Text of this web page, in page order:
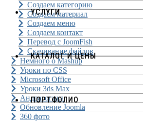
УСЛУГИ
КАТАЛОГ И ЦЕНЫ
ПОРТФОЛИО
Создаем категорию
Создаем материал
Создаем меню
Создаем контакт
Перевод с JoomFish
Скачивание файлов
Немного о Mashup
Уроки по CSS
Microsoft Office
Уроки 3ds Max
Андрагогика
Обновление Joomla
360 фото